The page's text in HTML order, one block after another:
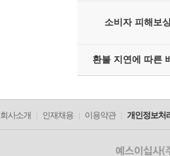
소비자 피해보
환불 지연에 따른
회사소개 인재채용 이용약관 개인정보처